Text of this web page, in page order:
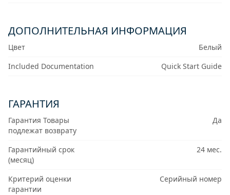
ДОПОЛНИТЕЛЬНАЯ ИНФОРМАЦИЯ
Цвет
Белый
Included Documentation
Quick Start Guide
ГАРАНТИЯ
Гарантия Товары
подлежат возврату
Да
Гарантийный срок
(месяц)
24 мес.
Критерий оценки
гарантии
Серийный номер